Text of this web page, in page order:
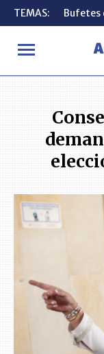
TEMAS: Bufetes
INICIO
TEMAS: Bufetes